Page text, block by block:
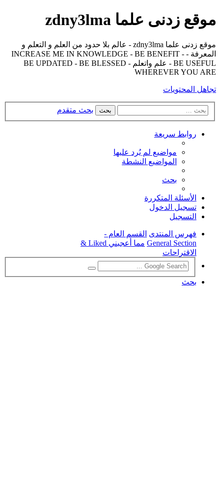
موقع زدنى علما zdny3lma
موقع زدنى علما zdny3lma - عالم بلا حدود من العلم و التعلم و
المعرفة - INCREASE ME IN KNOWLEDGE - BE BENEFIT -
BE USEFUL - علم واتعلم - BE UPDATED - BE BLESSED
WHEREVER YOU ARE
تجاهل المحتويات
بحث بحث متقدم
روابط سريعة
مواضيع لم يُرد عليها
المواضيع النشطة
بحث
الأسئلة المتكررة
تسجيل الدخول
التسجيل
فهرس المنتدى القسم العام -
General Section
مما أعجبني Liked &
الاقتراحات
بحث